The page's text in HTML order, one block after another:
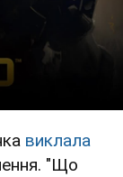
виклала
"Що